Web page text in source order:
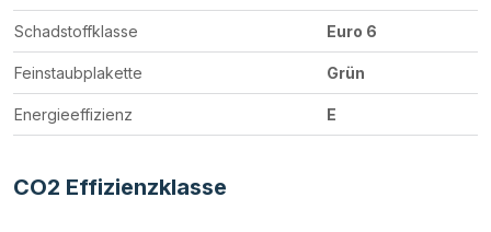
Schadstoffklasse Euro 6
Feinstaubplakette Grün
Energieeffizienz E
CO2 Effizienzklasse